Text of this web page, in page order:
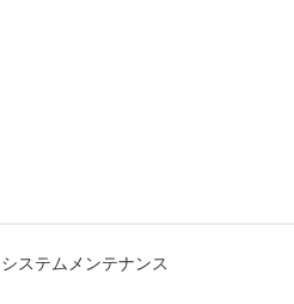
システムメンテナンス